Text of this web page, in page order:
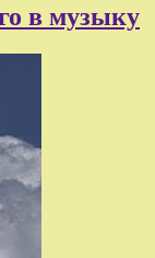
в музыку